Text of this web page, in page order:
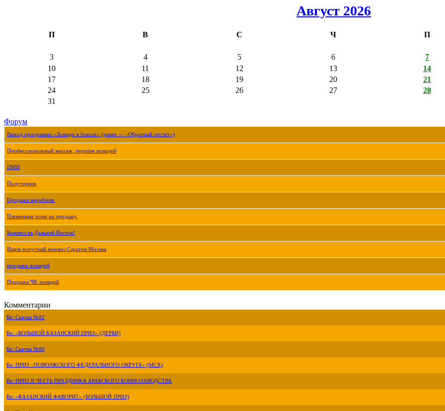
Август 2026
П В С Ч П
3
4 5 6 7
10
11 12 13 14
17
18 19 20 21
24
25 26 27 28
31
Форум
Выход программы «Лошади в боксах» (ранее — «Обратный отсчёт»)
Профессиональный массаж, терапия лошадей
ЦМИ
Полуторник
Продажа жеребцов.
Племенные пони на продажу.
Коневоз на Дальний Восток!
Ищем попутный коневоз Саратов-Москва
продажа лошадей
Продажа ЧК лошадей
Комментарии
Re: Скачка №82
Re: «БОЛЬШОЙ КАЗАНСКИЙ ПРИЗ» (ДЕРБИ)
Re: Скачка №80
Re: ПРИЗ «ПОВОЛЖСКОГО ФЕДЕРАЛЬНОГО ОКРУГА» (МСХ)
Re: ПРИЗ В ЧЕСТЬ ПРАЗДНИКА АРАБСКОГО КОННОЗАВОДСТВА
Re: «КАЗАНСКИЙ ФАВОРИТ» (БОЛЬШОЙ ПРИЗ)